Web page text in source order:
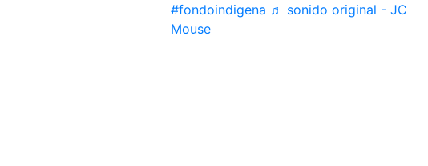
#fondoindigena ♬ sonido original - JC
Mouse